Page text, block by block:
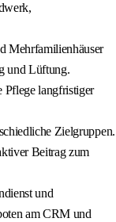
Mehrfamilienhäuser
und Lüftung.
Pflege langfristiger
Zielgruppen.
Beitrag zum
und
am CRM und